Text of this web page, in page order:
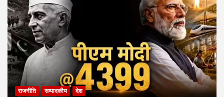
राजनीति सम्पादकीय देश